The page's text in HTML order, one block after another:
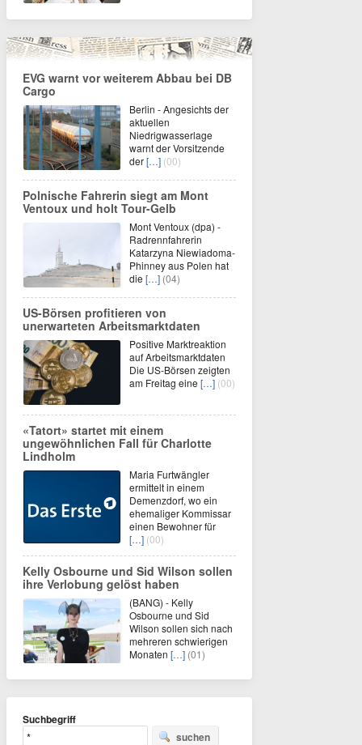
EVG warnt vor weiterem Abbau bei DB
Cargo
Berlin - Angesichts der
aktuellen
Niedrigwasserlage
warnt der Vorsitzende
der[…] (00)
Polnische Fahrerin siegt am Mont
Ventoux und holt Tour-Gelb
Mont Ventoux (dpa) -
Radrennfahrerin
Katarzyna Niewiadoma-
Phinney aus Polen hat
die […] (04)
US-Börsen profitieren von
unerwarteten Arbeitsmarktdaten
Positive Marktreaktion
auf Arbeitsmarktdaten
Die US-Börsen zeigten
am Freitag eine […] (00)
«Tatort» startet mit einem
ungewöhnlichen Fall für Charlotte
Lindholm
Maria Furtwängler
ermittelt in einem
Demenzdorf, wo ein
ehemaliger Kommissar
einen Bewohner für
[…] (00)
Kelly Osbourne und Sid Wilson sollen
ihre Verlobung gelöst haben
(BANG) - Kelly
Osbourne und Sid
Wilson sollen sich nach
mehreren schwierigen
Monaten […] (01)
Suchbegriff
suchen